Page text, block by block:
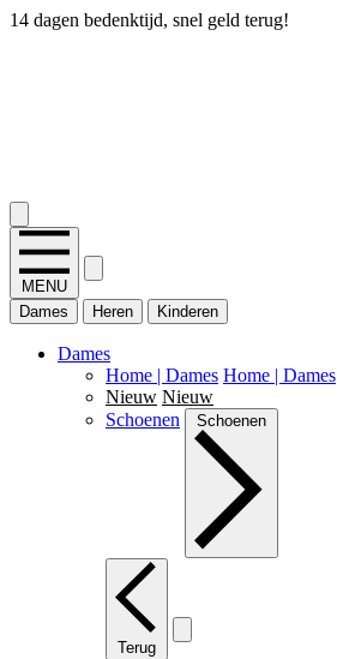
14 dagen bedenktijd, snel geld terug!
MENU
Dames
Heren Kinderen
Dames
Home | Dames Home | Dames
Nieuw Nieuw
Schoenen
Schoenen
Terug